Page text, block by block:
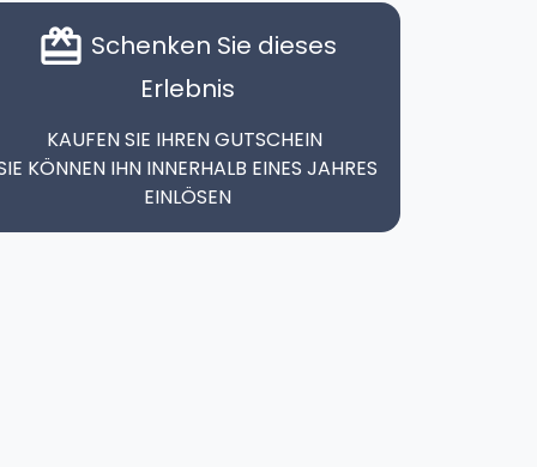
card_giftcard Schenken Sie dieses
Erlebnis
KAUFEN SIE IHREN GUTSCHEIN
KÖNNEN IHN INNERHALB EINES JAHRES
EINLÖSEN